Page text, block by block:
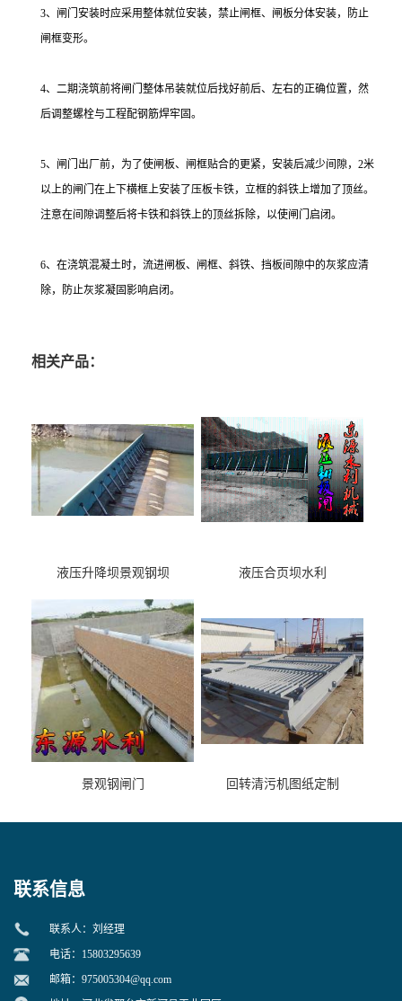
3、闸门安装时应采用整体就位安装，禁止闸框、闸板分体安装，防止
闸框变形。
4、二期浇筑前将闸门整体吊装就位后找好前后、左右的正确位置，然
后调整螺栓与工程配钢筋焊牢固。
5、闸门出厂前，为了使闸板、闸框贴合的更紧，安装后减少间隙，2米
以上的闸门在上下横框上安装了压板卡铁，立框的斜铁上增加了顶丝。
注意在间隙调整后将卡铁和斜铁上的顶丝拆除，以使闸门启闭。
6、在浇筑混凝土时，流进闸板、闸框、斜铁、挡板间隙中的灰浆应清
除，防止灰浆凝固影响启闭。
相关产品：
液压升降坝景观钢坝 液压合页坝水利
景观钢闸门 回转清污机图纸定制
联系信息
联系人：刘经理
电话：15803295639
邮箱： 975005304@qq.com